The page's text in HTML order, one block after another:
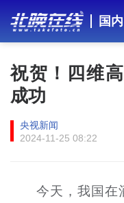
国内
祝贺！四维
成功
央视新闻
2024-11-25 08:22
今天，我国在